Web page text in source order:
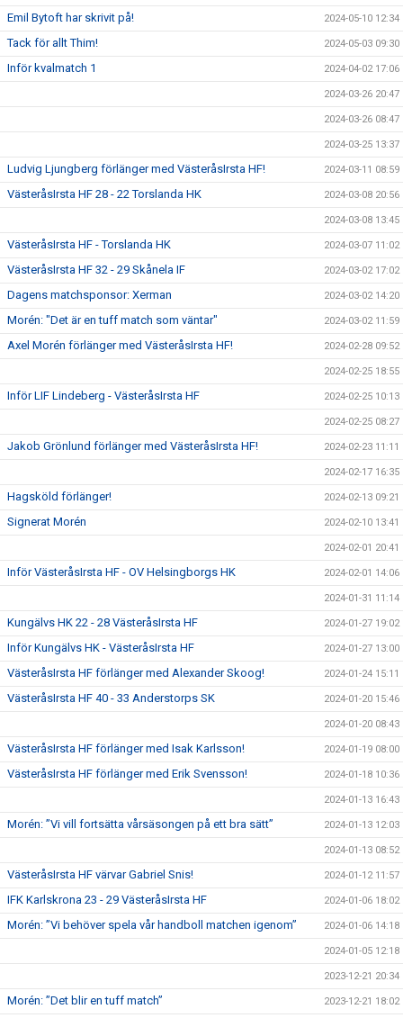
Emil Bytoft har skrivit på! 2024-05-10 12:34
Tack för allt Thim! 2024-05-03 09:30
Inför kvalmatch 1 2024-04-02 17:06
2024-03-26 20:47
2024-03-26 08:47
2024-03-25 13:37
Ludvig Ljungberg förlänger med VästeråsIrsta HF! 2024-03-11 08:59
VästeråsIrsta HF 28 - 22 Torslanda HK 2024-03-08 20:56
2024-03-08 13:45
VästeråsIrsta HF - Torslanda HK 2024-03-07 11:02
VästeråsIrsta HF 32 - 29 Skånela IF 2024-03-02 17:02
Dagens matchsponsor: Xerman 2024-03-02 14:20
Morén: "Det är en tuff match som väntar" 2024-03-02 11:59
Axel Morén förlänger med VästeråsIrsta HF! 2024-02-28 09:52
2024-02-25 18:55
Inför LIF Lindeberg - VästeråsIrsta HF 2024-02-25 10:13
2024-02-25 08:27
Jakob Grönlund förlänger med VästeråsIrsta HF! 2024-02-23 11:11
2024-02-17 16:35
Hagsköld förlänger! 2024-02-13 09:21
Signerat Morén 2024-02-10 13:41
2024-02-01 20:41
Inför VästeråsIrsta HF - OV Helsingborgs HK 2024-02-01 14:06
2024-01-31 11:14
Kungälvs HK 22 - 28 VästeråsIrsta HF 2024-01-27 19:02
Inför Kungälvs HK - VästeråsIrsta HF 2024-01-27 13:00
VästeråsIrsta HF förlänger med Alexander Skoog! 2024-01-24 15:11
VästeråsIrsta HF 40 - 33 Anderstorps SK 2024-01-20 15:46
2024-01-20 08:43
VästeråsIrsta HF förlänger med Isak Karlsson! 2024-01-19 08:00
VästeråsIrsta HF förlänger med Erik Svensson! 2024-01-18 10:36
2024-01-13 16:43
Morén: ”Vi vill fortsätta vårsäsongen på ett bra sätt” 2024-01-13 12:03
2024-01-13 08:52
VästeråsIrsta HF värvar Gabriel Snis! 2024-01-12 11:57
IFK Karlskrona 23 - 29 VästeråsIrsta HF 2024-01-06 18:02
Morén: ”Vi behöver spela vår handboll matchen igenom” 2024-01-06 14:18
2024-01-05 12:18
2023-12-21 20:34
Morén: ”Det blir en tuff match” 2023-12-21 18:02